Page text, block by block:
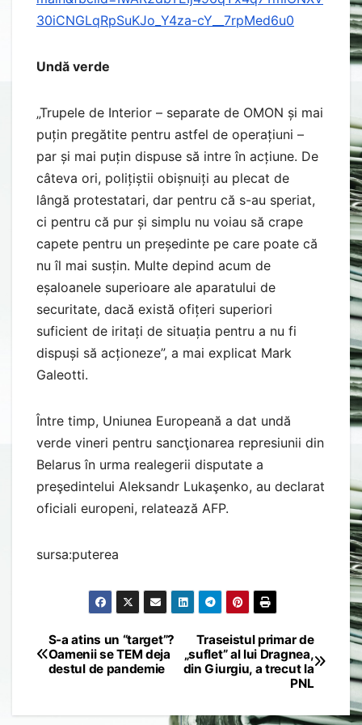
30iCNGLqRpSuKJo_Y4za-cY__7rpMed6u0
Undă verde
„Trupele de Interior – separate de OMON și mai
puțin pregătite pentru astfel de operațiuni –
par și mai puțin dispuse să intre în acțiune. De
câteva ori, polițiștii obișnuiți au plecat de
lângă protestatari, dar pentru că s-au speriat,
ci pentru că pur și simplu nu voiau să crape
capete pentru un președinte pe care poate că
nu îl mai susțin. Multe depind acum de
eșaloanele superioare ale aparatului de
securitate, dacă există ofițeri superiori
suficient de iritați de situația pentru a nu fi
dispuși să acționeze”, a mai explicat Mark
Galeotti.
Între timp, Uniunea Europeană a dat undă
verde vineri pentru sancţionarea represiunii din
Belarus în urma realegerii disputate a
preşedintelui Aleksandr Lukaşenko, au declarat
oficiali europeni, relatează AFP.
sursa:puterea
Post
navigation
Traseistul primar de
„suflet” al lui Dragnea,
din Giurgiu, a trecut la
PNL
S-a atins un “target”?
Oamenii se TEM deja
destul de pandemie